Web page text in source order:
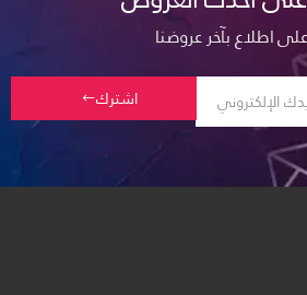
اطلاع بآخر عروضنا
اشترك